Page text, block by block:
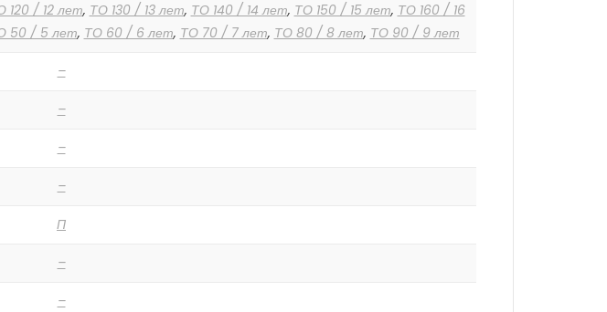
120 / 12 лет, ТО 130 / 13 лет, ТО 140 / 14 лет, ТО 150 / 15 лет, ТО 160 / 16
50 / 5 лет, ТО 60 / 6 лет, ТО 70 / 7 лет, ТО 80 / 8 лет, ТО 90 / 9 лет
–
–
–
–
П
–
–